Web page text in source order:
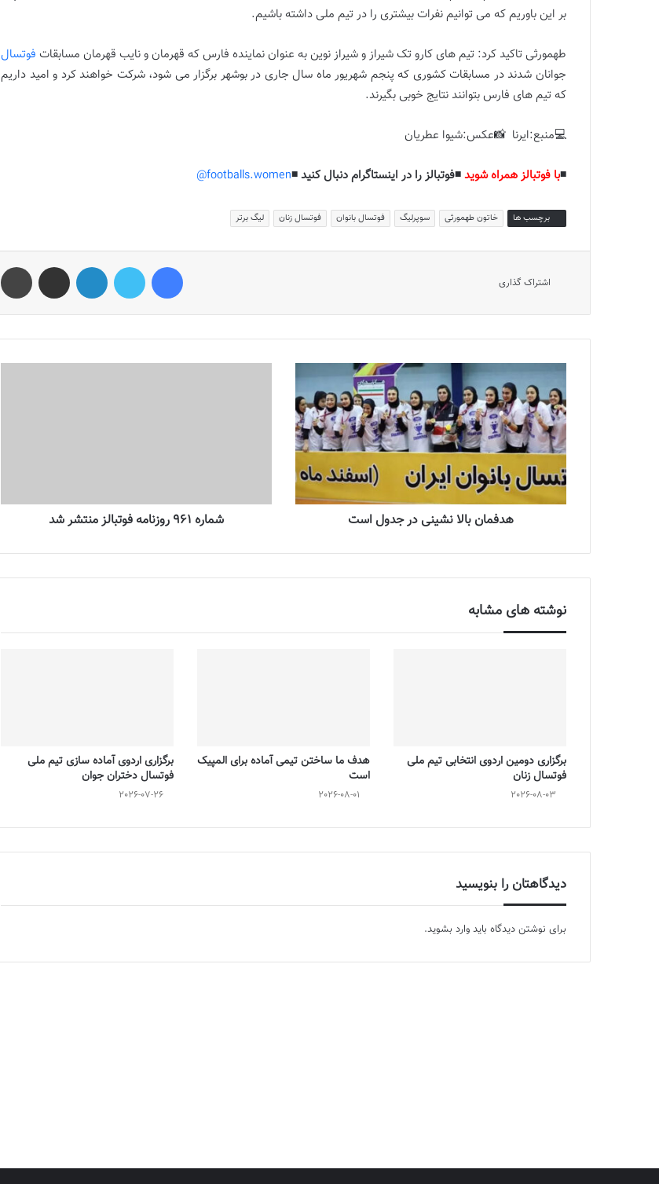
بر این باوریم که می توانیم نفرات بیشتری را در تیم ملی داشته باشیم.
طهمورثی تاکید کرد:‌ تیم های کارو تک شیراز و شیراز نوین به عنوان نماینده فارس که قهرمان و نایب قهرمان مسابقات فوتسال
جوانان شدند در مسابقات کشوری که پنجم شهریور ماه سال جاری در بوشهر برگزار می شود، شرکت خواهند کرد و امید داریم
که تیم های فارس بتوانند نتایج خوبی بگیرند.
💻منبع:ایرنا 📸عکس:شیوا عطریان
◾️با فوتبالز همراه شوید◾️فوتبالز را در اینستاگرام دنبال کنید ◾️footballs.women@
برچسب ها خاتون طهمورثی سوپرلیگ فوتسال بانوان فوتسال زنان لیگ برتر
اشتراک گذاری
هدفمان بالا نشينی در جدول است شماره 961 روزنامه فوتبالز منتشر شد
نوشته های مشابه
برگزاری دومین اردوی انتخابی تیم ملی
فوتسال زنان
2026-08-03
هدف ما ساختن تیمی آماده برای المپیک
است
2026-08-01
برگزاری اردوی آماده سازی تیم ملی
فوتسال دختران جوان
2026-07-26
دیدگاهتان را بنویسید
برای نوشتن دیدگاه باید وارد بشوید.